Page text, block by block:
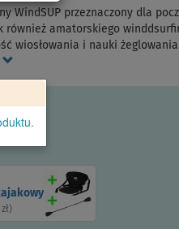
WindSUP przeznaczony dla
amatorskiego
wiosłowania i nauki żeglowania
)